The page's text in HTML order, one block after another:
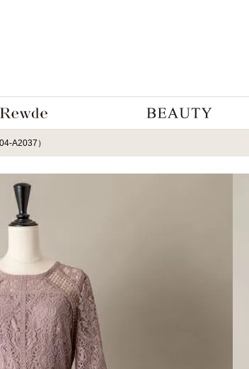
A2037）